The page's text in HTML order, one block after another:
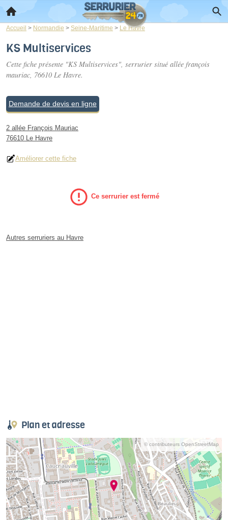
Accueil > Normandie > Seine-Maritime > Le Havre
KS Multiservices
Cette fiche présente "KS Multiservices", serrurier situé allée françois
mauriac, 76610 Le Havre.
Demande de devis en ligne
2 allée François Mauriac
76610 Le Havre
Améliorer cette fiche
Ce serrurier est fermé
Autres serruriers au Havre
Plan et adresse
© contributeurs OpenStreetMap